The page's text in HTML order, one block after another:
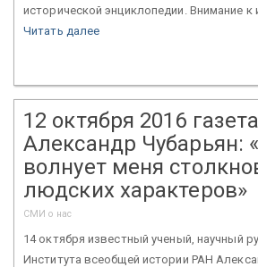
исторической энциклопедии. Внимание к
Читать далее
12 октября 2016
Александр Чубарьян:
волнует меня
людских характеров»
СМИ о нас
14 октября известный ученый, научный
Института всеобщей истории РАН